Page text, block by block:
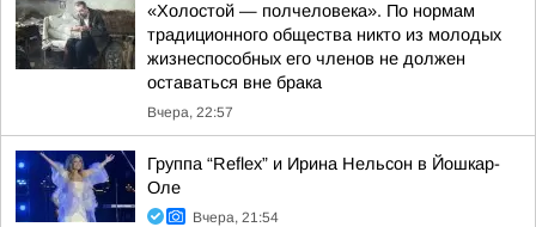
«Холостой — полчеловека». По нормам
традиционного общества никто из молодых
жизнеспособных его членов не должен
оставаться вне брака
Вчера, 22:57
Группа “Reflex” и Ирина Нельсон в Йошкар-
Оле
Вчера, 21:54